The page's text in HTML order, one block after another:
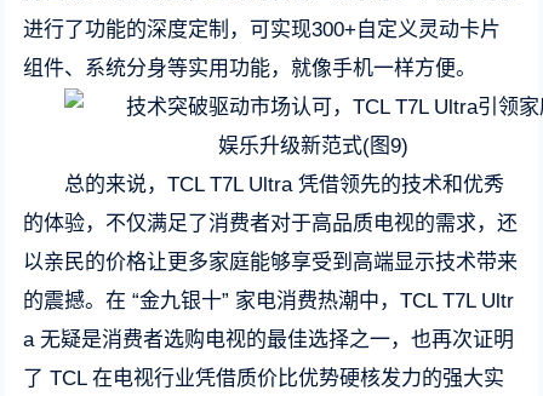
进行了功能的深度定制，可实现300+自定义灵动卡片
组件、系统分身等实用功能，就像手机一样方便。
总的来说，TCL T7L Ultra 凭借领先的技术和优秀
的体验，不仅满足了消费者对于高品质电视的需求，还
以亲民的价格让更多家庭能够享受到高端显示技术带来
的震撼。在 “金九银十” 家电消费热潮中，TCL T7L Ultr
a 无疑是消费者选购电视的最佳选择之一，也再次证明
了 TCL 在电视行业凭借质价比优势硬核发力的强大实